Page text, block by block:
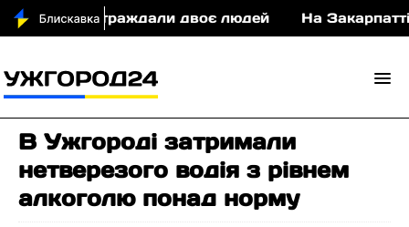
ДТП постраждали двоє людей На Закарпатті
В Ужгороді затримали
нетверезого водія з рівнем
алкоголю понад норму